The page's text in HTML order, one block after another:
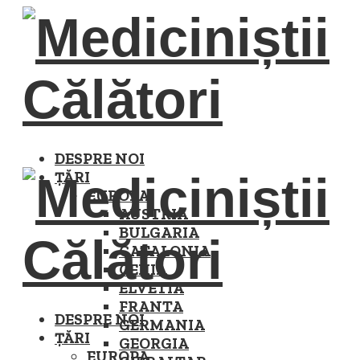
DESPRE NOI
ȚĂRI
EUROPA
AUSTRIA
BULGARIA
CATALONIA
CEHIA
ELVETIA
FRANTA
GERMANIA
GEORGIA
DESPRE NOI
ȚĂRI